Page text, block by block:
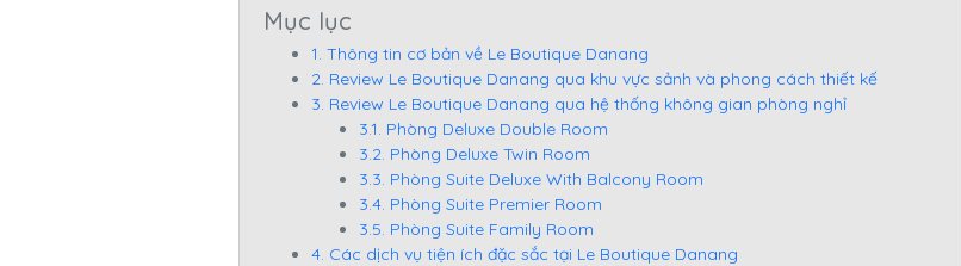
Mục lục
1. Thông tin cơ bản về Le Boutique Danang
2. Review Le Boutique Danang qua khu vực sảnh và phong cách thiết kế
3. Review Le Boutique Danang qua hệ thống không gian phòng nghỉ
3.1. Phòng Deluxe Double Room
3.2. Phòng Deluxe Twin Room
3.3. Phòng Suite Deluxe With Balcony Room
3.4. Phòng Suite Premier Room
3.5. Phòng Suite Family Room
4. Các dịch vụ tiện ích đặc sắc tại Le Boutique Danang